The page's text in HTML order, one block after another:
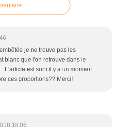
je ne trouve pas les
blanc que l'on retrouve dans le
L'article est sorti il y a un moment
ces proportions?? Merci!
18:06